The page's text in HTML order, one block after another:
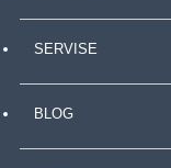
SERVISE
BLOG